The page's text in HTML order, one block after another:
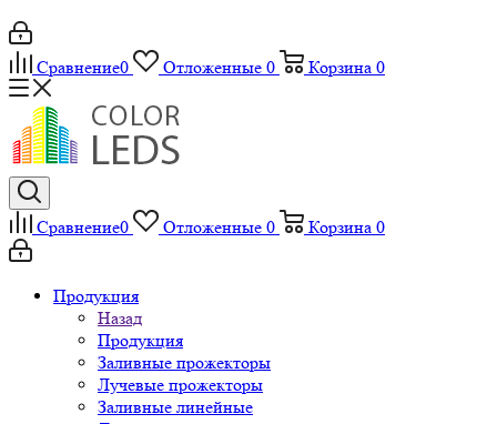
Сравнение0 Отложенные 0 Корзина 0
Сравнение0 Отложенные 0 Корзина 0
Продукция
Назад
Продукция
Заливные прожекторы
Лучевые прожекторы
Заливные линейные